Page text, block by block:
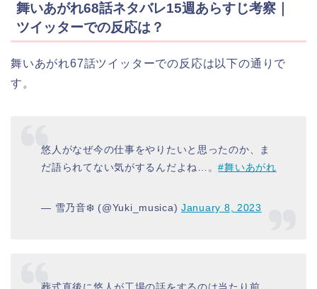
舞いあがれ68話ネタバレ15週あらすじ考察｜
ツイッターでの反応は？
舞いあがれ67話ツイッターでの反応は以下の通りで
す。
悠人がなぜ今の仕事をやりたいと思ったのか、ま
だ語られてない気がするんだよね…。#舞いあがれ
— 雪乃音❄️ (@Yuki_musica)January 8, 2023
葬式直後に悠人が工場の話をするのは当たり前。